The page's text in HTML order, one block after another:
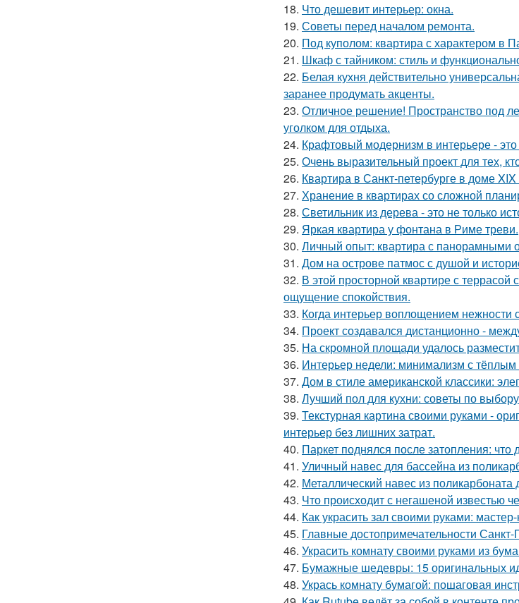
18. Что дешевит интерьер: окна.
19. Советы перед началом ремонта.
20. Под куполом: квартира с характером в
21. Шкаф с тайником: стиль и
22. Белая кухня действительно
заранее продумать акценты.
23. Отличное решение! Пространство под
уголком для отдыха.
24. Крафтовый модернизм в интерьере -
25. Очень выразительный проект для тех,
26. Квартира в Санкт-петербурге в доме
27. Хранение в квартирах со сложной
28. Светильник из дерева - это не только
29. Яркая квартира у фонтана в Риме треви.
30. Личный опыт: квартира с панорамными
31. Дом на острове патмос с душой и
32. В этой просторной квартире с
ощущение спокойствия.
33. Когда интерьер воплощением нежности
34. Проект создавался дистанционно -
35. На скромной площади удалось
36. Интерьер недели: минимализм с тёплым
37. Дом в стиле американской классики:
38. Лучший пол для кухни: советы по выбору
39. Текстурная картина своими руками -
интерьер без лишних затрат.
40. Паркет поднялся после затопления: что
41. Уличный навес для бассейна из
42. Металлический навес из
43. Что происходит с негашеной известью
44. Как украсить зал своими руками:
45. Главные достопримечательности
46. Украсить комнату своими руками из
47. Бумажные шедевры: 15 оригинальных
48. Укрась комнату бумагой: пошаговая